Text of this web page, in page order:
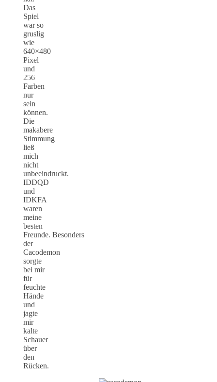
Das
Spiel
war so
gruslig
wie
640×480
Pixel
und
256
Farben
nur
sein
können.
Die
makabere
Stimmung
ließ
mich
nicht
unbeeindruckt.
IDDQD
und
IDKFA
waren
meine
besten
Freunde. Besonders
der
Cacodemon
sorgte
bei mir
für
feuchte
Hände
und
jagte
mir
kalte
Schauer
über
den
Rücken.